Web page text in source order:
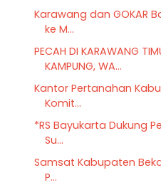
Karawang dan GOKAR
ke M...
PECAH DI KARAWANG
KAMPUNG, WA...
Kantor Pertanahan
Komit...
*RS Bayukarta Dukung
Su...
Samsat Kabupaten
P...